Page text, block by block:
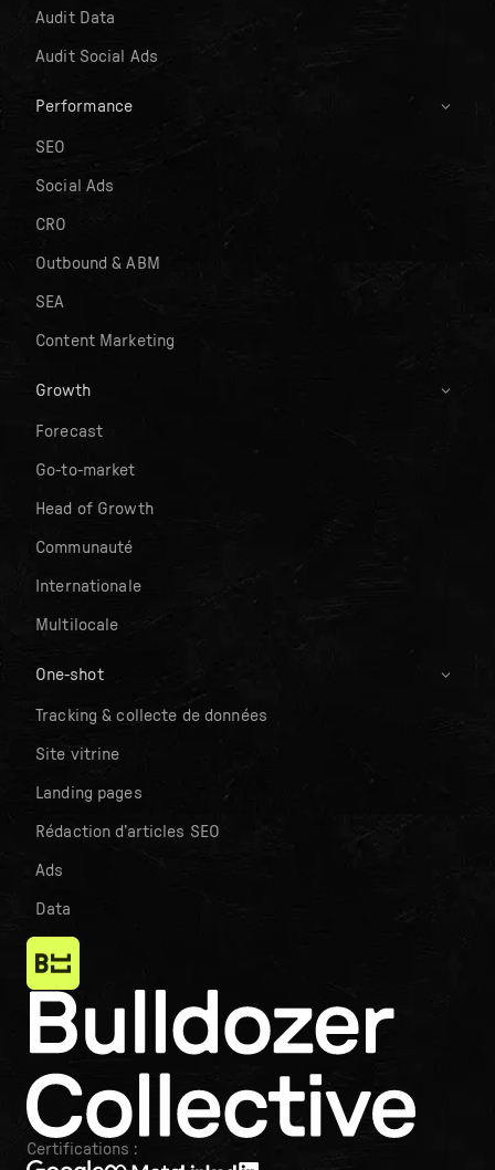
Audit Data
Audit Social Ads
Performance
SEO
Social Ads
CRO
Outbound & ABM
SEA
Content Marketing
Growth
Forecast
Go-to-market
Head of Growth
Communauté
Internationale
Multilocale
One-shot
Tracking & collecte de données
Site vitrine
Landing pages
Rédaction d’articles SEO
Ads
Data
Certifications :